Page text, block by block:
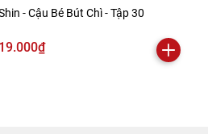
- Cậu Bé Bút Chì - Tập 30
19.000₫